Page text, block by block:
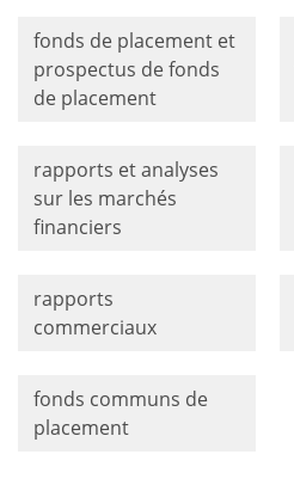
fonds de placement et
prospectus de fonds
de placement
rapports et analyses
sur les marchés
financiers
rapports
commerciaux
fonds communs de
placement